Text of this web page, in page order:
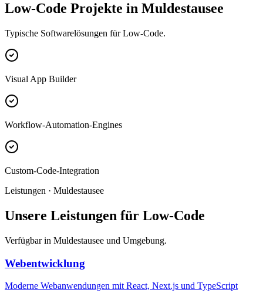
Low-Code Projekte in Muldestausee
Typische Softwarelösungen für Low-Code.
Visual App Builder
Workflow-Automation-Engines
Custom-Code-Integration
Leistungen · Muldestausee
Unsere Leistungen für Low-Code
Verfügbar in Muldestausee und Umgebung.
Webentwicklung
Moderne Webanwendungen mit React, Next.js und TypeScript